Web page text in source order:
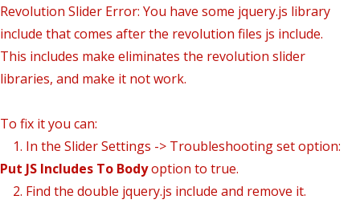
Revolution Slider Error: You have some jquery.js library
include that comes after the revolution files js include.
This includes make eliminates the revolution slider
libraries, and make it not work.
To fix it you can:
1. In the Slider Settings -> Troubleshooting set option:
Put JS Includes To Bodyoption to true.
2. Find the double jquery.js include and remove it.